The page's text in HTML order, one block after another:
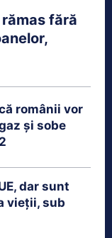
fără
românii vor
și sobe
dar sunt
vieții, sub